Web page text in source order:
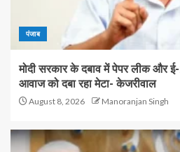
पंजाब
मोदी सरकार के दबाव में पेपर लीक और
आवाज को दबा रहा मेटा- केजरीवाल
August 8, 2026 Manoranjan Singh